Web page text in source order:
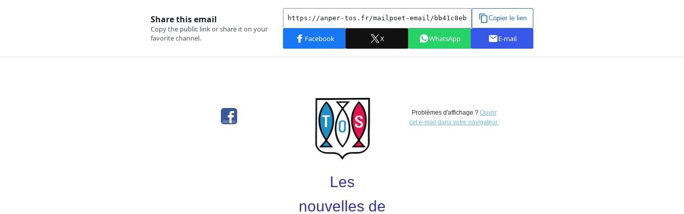
Les
nouvelles de
Problèmes d'affichage ? Ouvrir
cet e-mail dans votre navigateur.